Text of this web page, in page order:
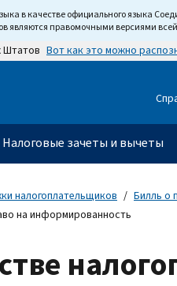
в качестве официального языка
являются правомочными версиями
Штатов Вот как это можно
Налоговые зачеты и вычеты
налогоплательщиков
Билль о
на информированность